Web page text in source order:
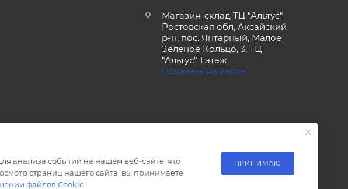
Магазин-склад ТЦ "Альтус"
Ростовская обл, Аксайский
р-н, пос. Янтарный, Малое
Зеленое Кольцо, 3, ТЦ
"Альтус" 1 этаж
Показать на карте
анализа событий на нашем веб-сайте, что
страниц нашего сайта, вы принимаете
файлов Cookie
ПРИНИМАЮ